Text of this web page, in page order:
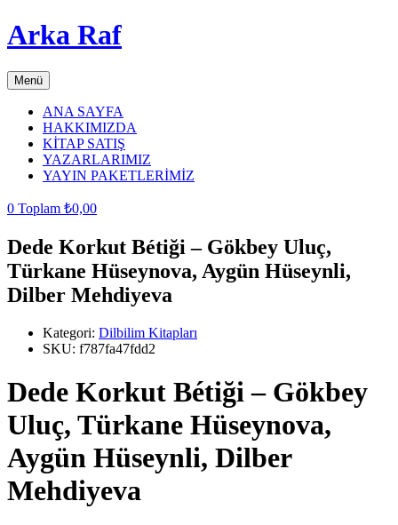
Arka Raf
Menü
ANA SAYFA
HAKKIMIZDA
KİTAP SATIŞ
YAZARLARIMIZ
YAYIN PAKETLERİMİZ
0 Toplam ₺0,00
Dede Korkut Bétiği – Gökbey Uluç,
Türkane Hüseynova, Aygün Hüseynli,
Dilber Mehdiyeva
Kategori: Dilbilim Kitapları
SKU: f787fa47fdd2
Dede Korkut Bétiği – Gökbey
Uluç, Türkane Hüseynova,
Aygün Hüseynli, Dilber
Mehdiyeva